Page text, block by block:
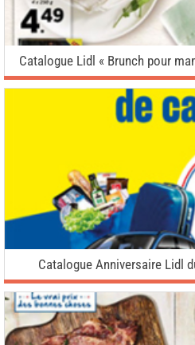
Catalogue Lidl « Brunch pour
Catalogue Anniversaire Lidl